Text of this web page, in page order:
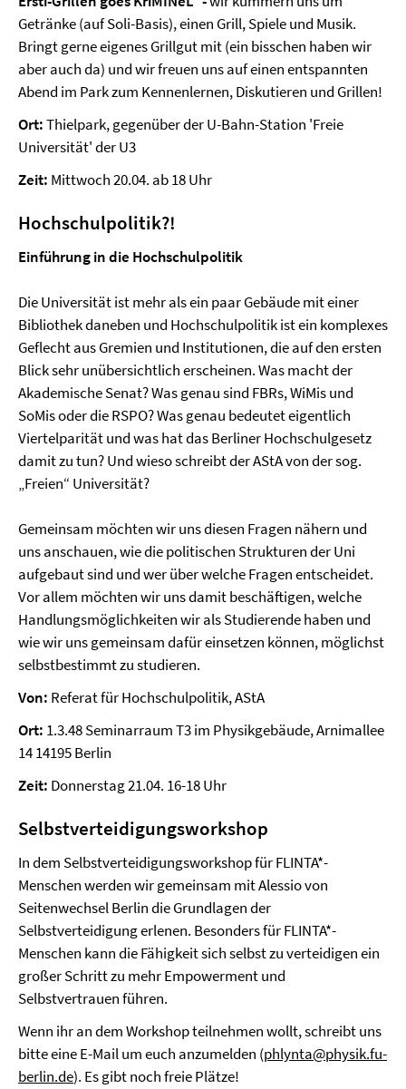
Getränke (auf Soli-Basis), einen Grill, Spiele und Musik.
Bringt gerne eigenes Grillgut mit (ein bisschen haben wir
aber auch da) und wir freuen uns auf einen entspannten
Abend im Park zum Kennenlernen, Diskutieren und Grillen!
Ort:Thielpark, gegenüber der U-Bahn-Station 'Freie
Universität' der U3
Zeit: Mittwoch 20.04. ab 18 Uhr
Hochschulpolitik?!
Einführung in die Hochschulpolitik
Die Universität ist mehr als ein paar Gebäude mit einer
Bibliothek daneben und Hochschulpolitik ist ein komplexes
Geflecht aus Gremien und Institutionen, die auf den ersten
Blick sehr unübersichtlich erscheinen. Was macht der
Akademische Senat? Was genau sind FBRs, WiMis und
SoMis oder die RSPO? Was genau bedeutet eigentlich
Viertelparität und was hat das Berliner Hochschulgesetz
damit zu tun? Und wieso schreibt der AStA von der sog.
„Freien“ Universität?
Gemeinsam möchten wir uns diesen Fragen nähern und
uns anschauen, wie die politischen Strukturen der Uni
aufgebaut sind und wer über welche Fragen entscheidet.
Vor allem möchten wir uns damit beschäftigen, welche
Handlungsmöglichkeiten wir als Studierende haben und
wie wir uns gemeinsam dafür einsetzen können, möglichst
selbstbestimmt zu studieren.
Von: Referat für Hochschulpolitik, AStA
Ort: 1.3.48 Seminarraum T3 im Physikgebäude, Arnimallee
14 14195 Berlin
Zeit: Donnerstag 21.04. 16-18 Uhr
Selbstverteidigungsworkshop
In dem Selbstverteidigungsworkshop für FLINTA*-
Menschen werden wir gemeinsam mit Alessio von
Seitenwechsel Berlin die Grundlagen der
Selbstverteidigung erlenen. Besonders für FLINTA*-
Menschen kann die Fähigkeit sich selbst zu verteidigen ein
großer Schritt zu mehr Empowerment und
Selbstvertrauen führen.
Wenn ihr an dem Workshop teilnehmen wollt, schreibt uns
bitte eine E-Mail um euch anzumelden (phlynta@physik.fu-
berlin.de). Es gibt noch freie Plätze!